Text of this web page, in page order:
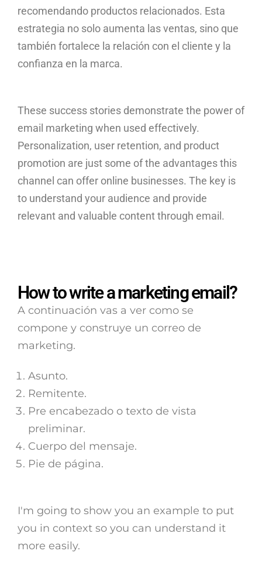
recomendando productos relacionados. Esta
estrategia no solo aumenta las ventas, sino que
también fortalece la relación con el cliente y la
confianza en la marca.
These success stories demonstrate the power of
email marketing when used effectively.
Personalization, user retention, and product
promotion are just some of the advantages this
channel can offer online businesses. The key is
to understand your audience and provide
relevant and valuable content through email.
A continuación vas a ver como se
compone y construye un correo de
marketing.
Asunto.
Remitente.
Pre encabezado o texto de vista
preliminar.
Cuerpo del mensaje.
Pie de página.
I'm going to show you an example to put
you in context so you can understand it
more easily.
How to write a marketing email?